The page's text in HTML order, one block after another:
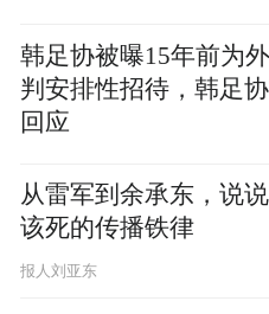
师为首座，常熙兴燄
人群中，“俨如泰岱之
普同塔、普通塔，即
者，喻大海能广收
韩足协被曝15年前为
判安排性招待，韩足
回应
从雷军到余承东，说
该死的传播铁律
报人刘亚东